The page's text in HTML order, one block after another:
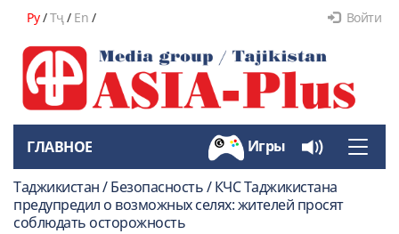
Ру/Тҷ/ En / Войти
Toggle
ГЛАВНОЕ Игры
Таджикистан / Безопасность / КЧС Таджикистана
предупредил о возможных селях: жителей просят
соблюдать осторожность